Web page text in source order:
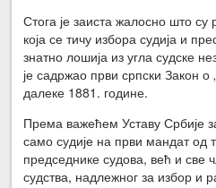
Стога је заиста жалосно што су
која се тичу избора судија и
знатно лошија из угла судске
је садржао први српски Закон о
далеке 1881. године.
Према важећем Уставу Србије
само судије на први мандат од
председнике судова, већ и све
судства, надлежног за избор и